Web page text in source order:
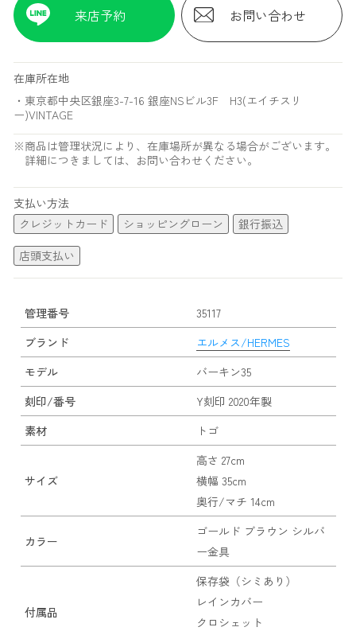
来店予約 お問い合わせ
在庫所在地
・東京都中央区銀座3-7-16 銀座NSビル3F H3(エイチスリ
ー)VINTAGE
※商品は管理状況により、在庫場所が異なる場合がございます。
詳細につきましては、お問い合わせください。
支払い方法
クレジットカード
ショッピングローン
銀行振込
店頭支払い
管理番号
35117
ブランド
エルメス/HERMES
モデル
バーキン35
刻印/番号
Y刻印 2020年製
素材
トゴ
サイズ
高さ 27cm
横幅 35cm
奥行/マチ 14cm
カラー
ゴールド ブラウン シルバ
ー金具
付属品
保存袋（シミあり）
レインカバー
クロシェット